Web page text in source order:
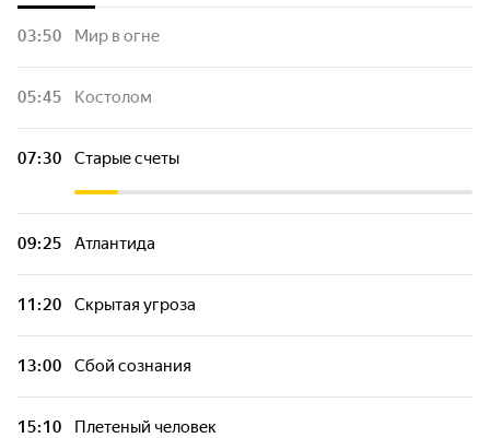
03:50 Мир в огне
05:45 Костолом
07:30 Старые счеты
09:25 Атлантида
11:20 Скрытая угроза
13:00 Сбой сознания
15:10 Плетеный человек